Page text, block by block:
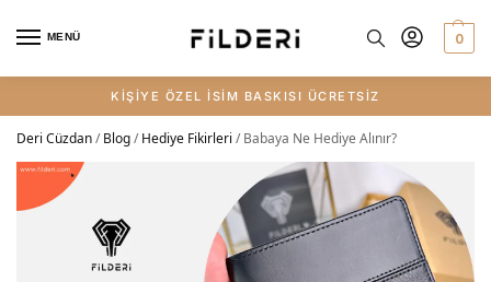
MENÜ 0
KİŞİYE ÖZEL İSİM BASKISI ÜCRETSİZ
Deri Cüzdan/Blog/Hediye Fikirleri /Babaya Ne Hediye Alınır?